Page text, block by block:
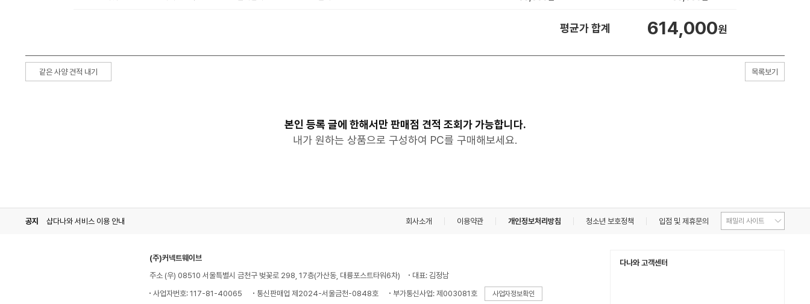
평균가 합계 614,000원
같은 사양 견적 내기 목록보기
본인 등록 글에 한해서만 판매점 견적 조회가 가능합니다.
내가 원하는 상품으로 구성하여 PC를 구매해보세요.
공지 샵다나와 서비스 이용 안내 회사소개 이용약관 개인정보처리방침 청소년 보호정책 입점 및 제휴문의
(주)커넥트웨이브
주소 (우) 08510 서울특별시 금천구 벚꽃로 298, 17층(가산동, 대륭포스트타워6차)
대표: 김정남
사업자번호: 117-81-40065
통신판매업 제2024-서울금천-0848호 부가통신사업: 제003081호 사업자정보확인
다나와 고객센터